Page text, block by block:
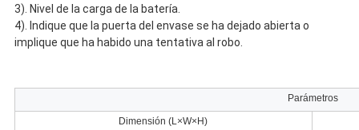
3). Nivel de la carga de la batería.
4). Indique que la puerta del envase se ha dejado abierta o
implique que ha habido una tentativa al robo.
Parámetros
Dimensión (L×W×H)